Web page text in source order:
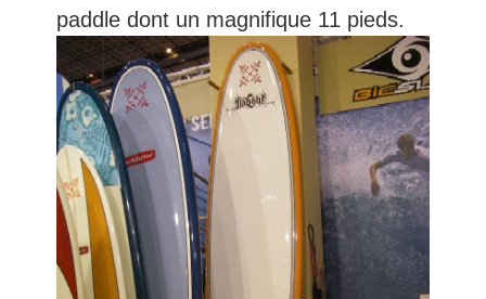
paddle dont un magnifique 11 pieds.